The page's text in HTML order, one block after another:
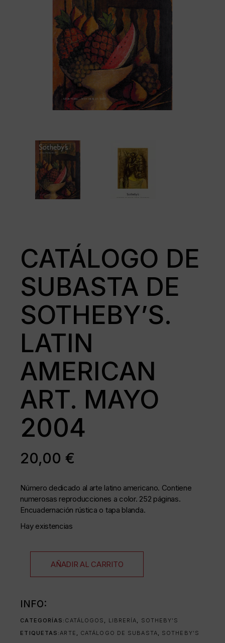
CATÁLOGO DE
SUBASTA DE
SOTHEBY’S.
LATIN
AMERICAN
ART. MAYO
2004
20,00€
Número dedicado al arte latino americano. Contiene
numerosas reproducciones a color. 252 páginas.
Encuadernación rústica o tapa blanda.
Hay existencias
AÑADIR AL CARRITO
INFO:
CATEGORÍAS: CATÁLOGOS LIBRERÍA
SOTHEBY'S
ETIQUETAS: ARTE CATÁLOGO DE SUBASTA SOTHEBY'S